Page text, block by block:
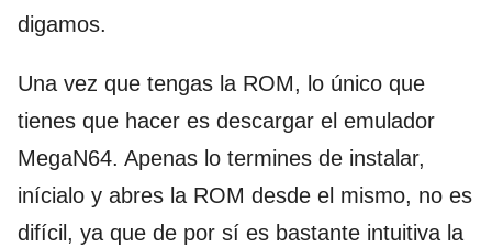
digamos.
Una vez que tengas la ROM, lo único que
tienes que hacer es descargar el emulador
MegaN64. Apenas lo termines de instalar,
inícialo y abres la ROM desde el mismo, no es
difícil, ya que de por sí es bastante intuitiva la